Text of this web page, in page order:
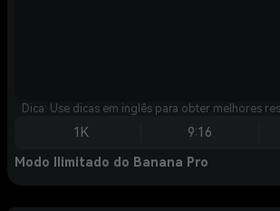
Dica: Use dicas em inglês para obter melhores
1K 9:16
Modo Ilimitado do Banana Pro